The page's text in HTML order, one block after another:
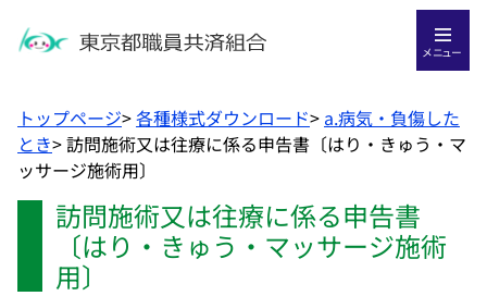
メニュー
トップページ>各種様式ダウンロード> a.病気・負傷した
とき>訪問施術又は往療に係る申告書〔はり・きゅう・マ
ッサージ施術用〕
訪問施術又は往療に係る申告書
〔はり・きゅう・マッサージ施術
用〕